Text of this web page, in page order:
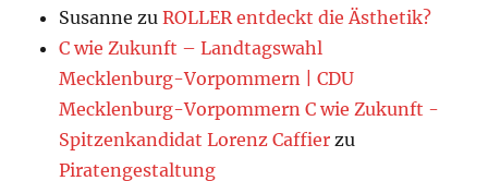
Susanne zuROLLER entdeckt die Ästhetik?
C wie Zukunft – Landtagswahl
Mecklenburg-Vorpommern | CDU
Mecklenburg-Vorpommern C wie Zukunft -
Spitzenkandidat Lorenz Caffier zu
Piratengestaltung